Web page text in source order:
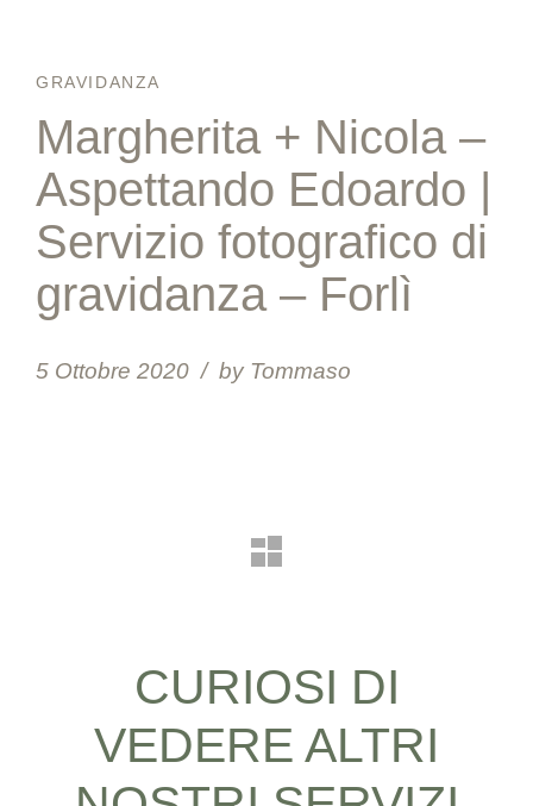
GRAVIDANZA
Margherita + Nicola –
Aspettando Edoardo |
Servizio fotografico di
gravidanza – Forlì
5 Ottobre 2020 by Tommaso
CURIOSI DI
VEDERE ALTRI